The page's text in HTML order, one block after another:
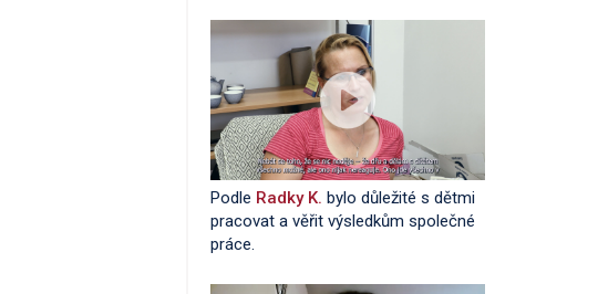
Podle Radky K. bylo důležité s dětmi
pracovat a věřit výsledkům společné
práce.